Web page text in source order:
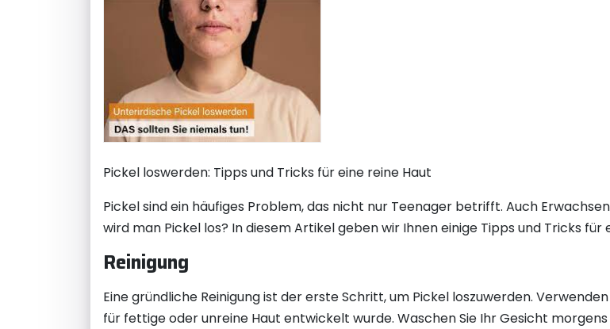
Pickel loswerden: Tipps und Tricks für eine reine Haut
Pickel sind ein häufiges Problem, das nicht nur Teenager betrifft. Auch
wird man Pickel los? In diesem Artikel geben wir Ihnen einige Tipps und Tricks für
Reinigung
Eine gründliche Reinigung ist der erste Schritt, um Pickel loszuwerden.
für fettige oder unreine Haut entwickelt wurde. Waschen Sie Ihr Gesicht